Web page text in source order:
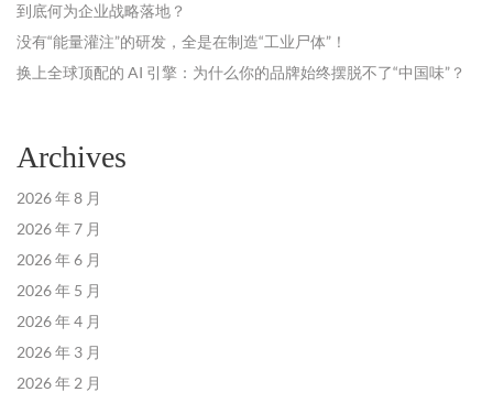
到底何为企业战略落地？
没有“能量灌注”的研发，全是在制造“工业尸体”！
换上全球顶配的 AI 引擎：为什么你的品牌始终摆脱不了“中国味”？
Archives
2026 年 8 月
2026 年 7 月
2026 年 6 月
2026 年 5 月
2026 年 4 月
2026 年 3 月
2026 年 2 月